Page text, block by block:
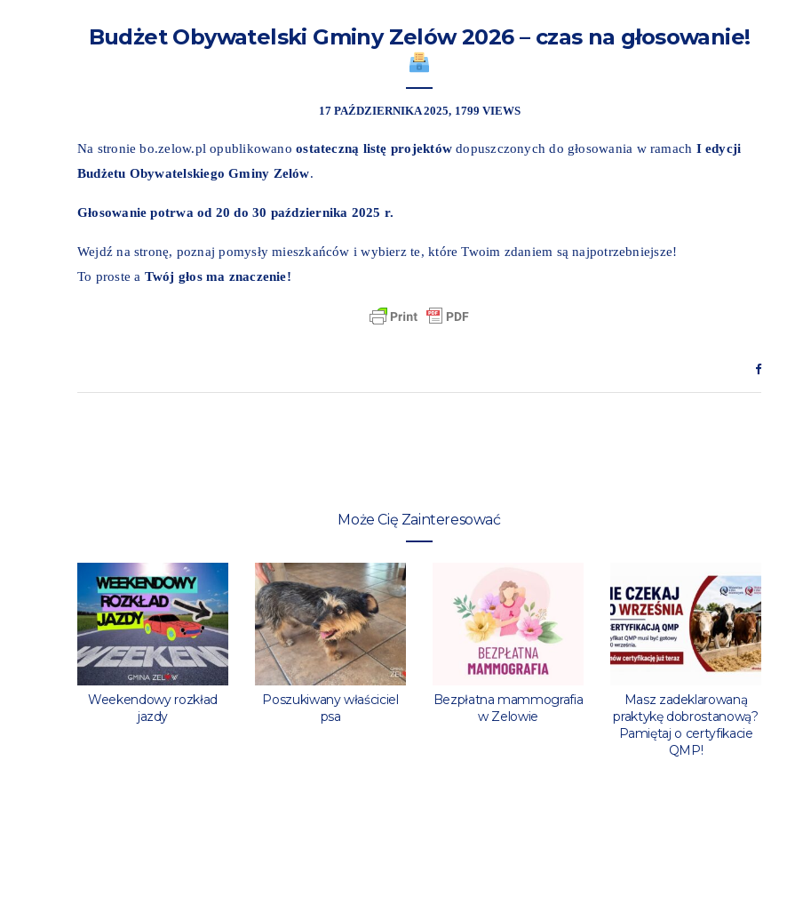
Budżet Obywatelski Gminy Zelów 2026 – czas na głosowanie!
17 PAŹDZIERNIKA 2025 1799 VIEWS
Na stroniebo.zelow.pl opublikowanoostateczną listę projektówdopuszczonych do głosowania w ramach I edycji
Budżetu Obywatelskiego Gminy Zelów.
Głosowanie potrwa od 20 do 30 października 2025 r.
Wejdź na stronę, poznaj pomysły mieszkańców i wybierz te, które Twoim zdaniem są najpotrzebniejsze!
To proste a Twój głos ma znaczenie!
Może Cię Zainteresować
Weekendowy rozkład
jazdy
Poszukiwany właściciel
psa
Bezpłatna mammografia
w Zelowie
Masz zadeklarowaną
praktykę dobrostanową?
Pamiętaj o certyfikacie
QMP!